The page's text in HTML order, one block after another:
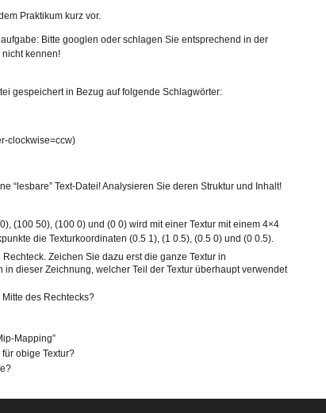
Praktikum kurz vor.
Bitte googlen oder schlagen Sie entsprechend in der
kennen!
gespeichert in Bezug auf folgende Schlagwörter:
clockwise=ccw)
“lesbare” Text-Datei! Analysieren Sie deren Struktur und Inhalt!
(100 50), (100 0) und (0 0) wird mit einer Textur mit einem 4×4
die Texturkoordinaten (0.5 1), (1 0.5), (0.5 0) und (0 0.5).
Zeichen Sie dazu erst die ganze Textur in
dieser Zeichnung, welcher Teil der Textur überhaupt verwendet
des Rechtecks?
Mapping”
obige Textur?